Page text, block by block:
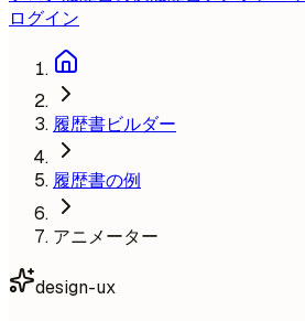
ログイン
履歴書ビルダー
履歴書の例
アニメーター
design-ux